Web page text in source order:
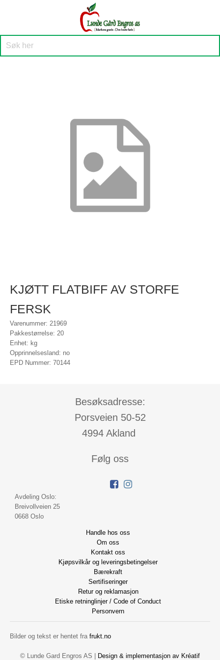
KJØTT FLATBIFF AV STORFE
FERSK
Varenummer: 21969
Pakkestørrelse: 20
Enhet: kg
Opprinnelsesland: no
EPD Nummer: 70144
Besøksadresse:
Porsveien 50-52
4994 Akland
Følg oss
Avdeling Oslo:
Breivollveien 25
0668 Oslo
Handle hos oss
Om oss
Kontakt oss
Kjøpsvilkår og leveringsbetingelser
Bærekraft
Sertifiseringer
Retur og reklamasjon
Etiske retninglinjer / Code of Conduct
Personvern
Bilder og tekst er hentet fra frukt.no
© Lunde Gard Engros AS | Design & implementasjon av Kréatif